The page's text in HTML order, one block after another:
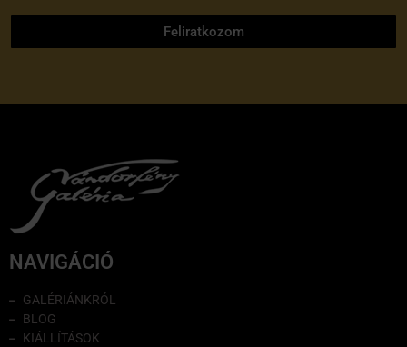
Feliratkozom
NAVIGÁCIÓ
GALÉRIÁNKRÓL
BLOG
KIÁLLÍTÁSOK